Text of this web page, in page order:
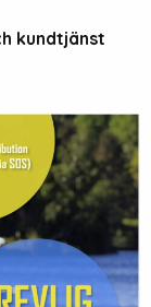
kundtjänst